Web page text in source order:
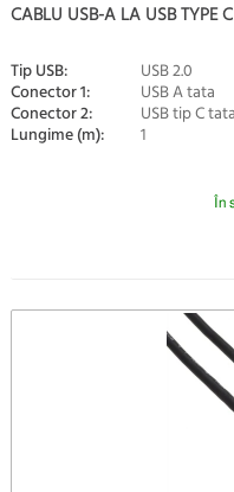
CABLU USB-A LA USB TYPE
Tip USB: USB 2.0
Conector 1: USB A tata
Conector 2: USB tip C tata
Lungime (m): 1
În